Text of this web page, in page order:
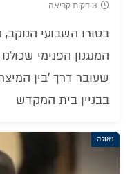
3 דקות קריאה
בטורו השבועי
המנגנון הפנימי
שעובר דרך 'בין
בבניין בית המקדש
גאולה